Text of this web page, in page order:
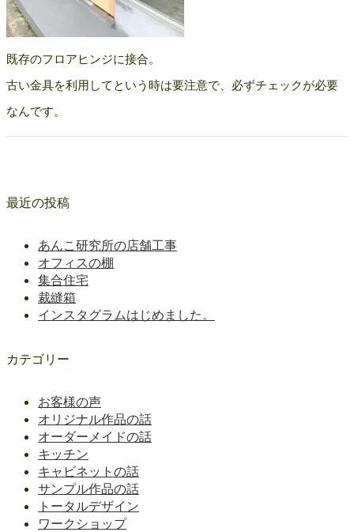
既存のフロアヒンジに接合。
古い金具を利用してという時は要注意で、必ずチェックが必要
なんです。
最近の投稿
あんこ研究所の店舗工事
オフィスの棚
集合住宅
裁縫箱
インスタグラムはじめました。
カテゴリー
お客様の声
オリジナル作品の話
オーダーメイドの話
キッチン
キャビネットの話
サンプル作品の話
トータルデザイン
ワークショップ